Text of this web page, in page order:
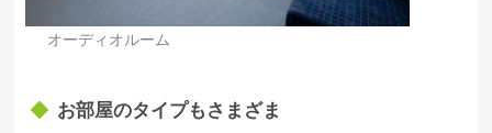
オーディオルーム
お部屋のタイプもさまざま